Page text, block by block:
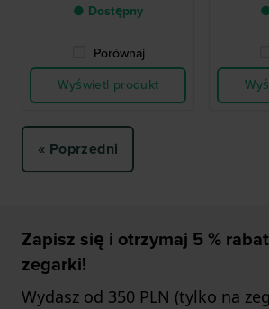
● Dostępny
Porównaj
Wyświetl produkt
« Poprzedni
Zapisz się i otrzymaj 5 %
zegarki!
Wydasz od 350 PLN (tylko na